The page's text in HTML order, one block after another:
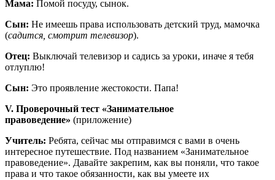
Мама: Помой посуду, сынок.
Сын: Не имеешь права использовать детский труд, мамочка
(садится, смотрит телевизор).
Отец: Выключай телевизор и садись за уроки, иначе я тебя
отлуплю!
Сын: Это проявление жестокости. Папа!
V. Проверочный тест «Занимательное
правоведение» (приложение)
Учитель: Ребята, сейчас мы отправимся с вами в очень
интересное путешествие. Под названием «Занимательное
правоведение». Давайте закрепим, как вы поняли, что такое
права и что такое обязанности, как вы умеете их